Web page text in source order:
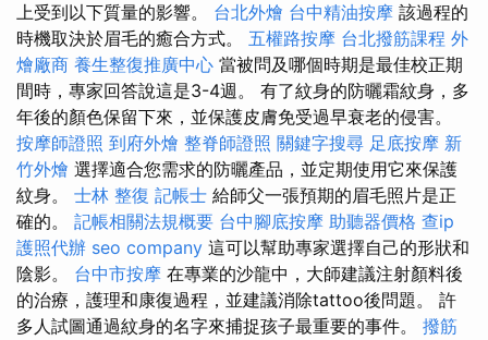
上受到以下質量的影響。 台北外燴 台中精油按摩 該過程的
時機取決於眉毛的癒合方式。 五權路按摩 台北撥筋課程 外
燴廠商 養生整復推廣中心 當被問及哪個時期是最佳校正期
間時，專家回答說這是3-4週。 有了紋身的防曬霜紋身，多
年後的顏色保留下來，並保護皮膚免受過早衰老的侵害。
按摩師證照 到府外燴 整脊師證照 關鍵字搜尋 足底按摩 新
竹外燴 選擇適合您需求的防曬產品，並定期使用它來保護
紋身。 士林 整復 記帳士 給師父一張預期的眉毛照片是正
確的。 記帳相關法規概要 台中腳底按摩 助聽器價格 查ip
護照代辦 seo company 這可以幫助專家選擇自己的形狀和
陰影。 台中市按摩 在專業的沙龍中，大師建議注射顏料後
的治療，護理和康復過程，並建議消除tattoo後問題。 許
多人試圖通過紋身的名字來捕捉孩子最重要的事件。 撥筋